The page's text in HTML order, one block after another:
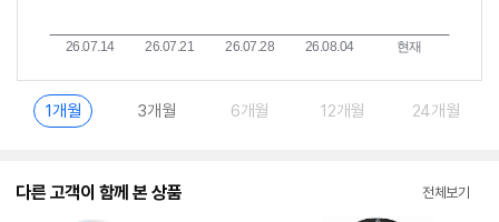
1개월 3개월 6개월 12개월 24개월
다른 고객이 함께 본 상품 전체보기